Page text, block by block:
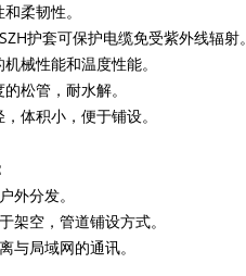
和柔韧性。
护套可保护电缆免受紫外线辐射。
机械性能和温度性能。
的松管，耐水解。
，体积小，便于铺设。
外分发。
架空，管道铺设方式。
与局域网的通讯。